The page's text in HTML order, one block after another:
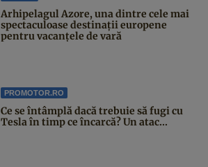
Arhipelagul Azore, una dintre cele mai
spectaculoase destinații europene
pentru vacanțele de vară
PROMOTOR.RO
Ce se întâmplă dacă trebuie să fugi cu
Tesla în timp ce încarcă? Un atac...